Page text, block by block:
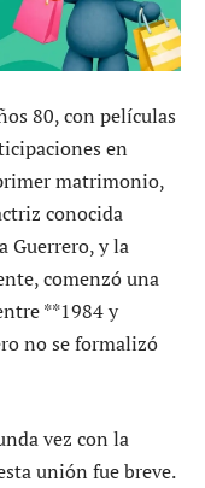
80, con películas
en
matrimonio,
conocida
Guerrero, y la
comenzó una
**1984 y
no se formalizó
vez con la
unión fue breve.